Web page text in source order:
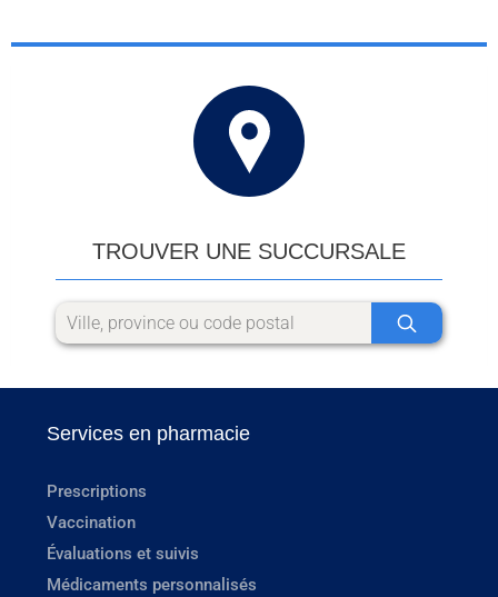
TROUVER UNE SUCCURSALE
Services en pharmacie
Prescriptions
Vaccination
Évaluations et suivis
Médicaments personnalisés